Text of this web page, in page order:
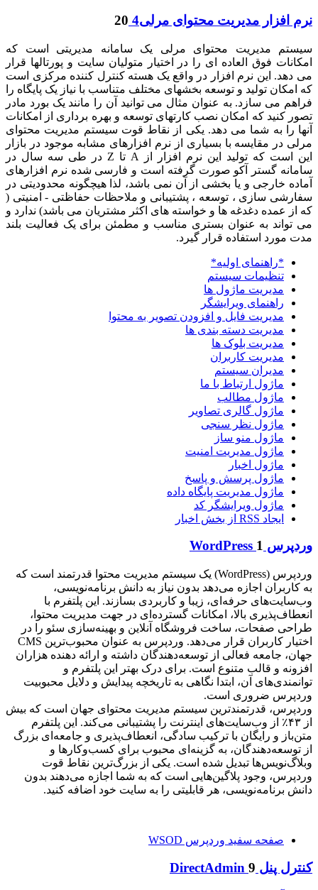
نرم افزار مدیریت محتوای مرلی4 20
سیستم مدیریت محتوای مرلی یک سامانه مدیریتی است که
امکانات فوق العاده ای را در اختیار متولیان سایت و پورتالها قرار
می دهد. این نرم افزار در واقع یک هسته کنترل کننده مرکزی است
که امکان تولید و توسعه بخشهای مختلف متناسب با نیاز یک پایگاه را
فراهم می سازد. به عنوان مثال می توانید آن را مانند یک بورد مادر
تصور کنید که امکان نصب کارتهای توسعه و بهره برداری از امکانات
آنها را به شما می دهد. یکی از نقاط قوت سیستم مدیریت محتوای
مرلی در مقایسه با بسیاری از نرم افزارهای مشابه موجود در بازار
این است که تولید این نرم افزار از A تا Z در طی سه سال در
سامانه گستر آکو صورت گرفته است و فارسی شده نرم افزارهای
آماده خارجی و یا بخشی از آن نمی باشد، لذا هیچگونه محدودیتی در
سفارشی سازی ، توسعه ، پشتیبانی و ملاحظات حفاظتی - امنیتی (
که از عمده دغدغه ها و خواسته های اکثر مشتریان می باشد) ندارد و
می تواند به عنوان بستری مناسب و مطمئن برای یک فعالیت بلند
مدت مورد استفاده قرار گیرد.
*راهنمای اولیه*
تنظیمات سیستم
مدیریت ماژول ها
راهنمای ویرایشگر
مدیریت فایل و افزودن تصویر به محتوا
مدیریت دسته بندی ها
مدیریت بلوک ها
مدیریت کاربران
مدیران سیستم
ماژول ارتباط با ما
ماژول مطالب
ماژول گالری تصاویر
ماژول نظر سنجی
ماژول منو ساز
ماژول مدیریت امنیت
ماژول اخبار
ماژول پرسش و پاسخ
ماژول مدیریت پایگاه داده
ماژول ویرایشگر کد
ایجاد RSS از بخش اخبار
وردپرس WordPress 1
وردپرس (WordPress) یک سیستم مدیریت محتوا قدرتمند است که
به کاربران اجازه می‌دهد بدون نیاز به دانش برنامه‌نویسی،
وب‌سایت‌های حرفه‌ای، زیبا و کاربردی بسازند. این پلتفرم با
انعطاف‌پذیری بالا، امکانات گسترده‌ای در جهت مدیریت محتوا،
طراحی صفحات، ساخت فروشگاه آنلاین و بهینه‌سازی سئو را در
اختیار کاربران قرار می‌دهد. وردپرس به عنوان محبوب‌ترین CMS
جهان، جامعه فعالی از توسعه‌دهندگان داشته و ارائه دهنده هزاران
افزونه و قالب متنوع است. برای درک بهتر این پلتفرم و
توانمندی‌های آن، ابتدا نگاهی به تاریخچه پیدایش و دلایل محبوبیت
وردپرس ضروری است.
وردپرس، قدرتمندترین سیستم مدیریت محتوای جهان است که بیش
از ۴۳٪ از وب‌سایت‌های اینترنت را پشتیبانی می‌کند. این پلتفرم
متن‌باز و رایگان با ترکیب سادگی، انعطاف‌پذیری و جامعه‌ای بزرگ
از توسعه‌دهندگان، به گزینه‌ای محبوب برای کسب‌وکارها و
وبلاگ‌نویس‌ها تبدیل شده است. یکی از بزرگ‌ترین نقاط قوت
وردپرس، وجود پلاگین‌هایی است که به شما اجازه می‌دهند بدون
دانش برنامه‌نویسی، هر قابلیتی را به سایت خود اضافه کنید.
صفحه سفید وردپرس WSOD
کنترل پنل DirectAdmin 9